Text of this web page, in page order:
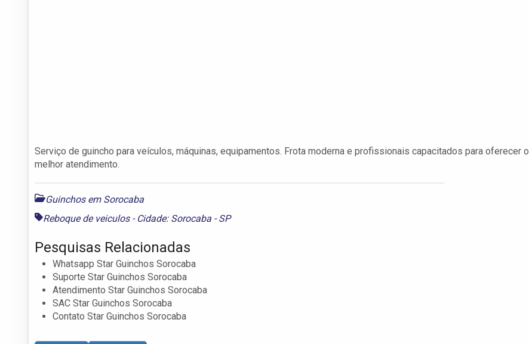
Serviço de guincho para veículos, máquinas, equipamentos. Frota moderna e profissionais capacitados para oferecer o
melhor atendimento.
Guinchos em Sorocaba
Reboque de veiculos - Cidade: Sorocaba - SP
Pesquisas Relacionadas
Whatsapp Star Guinchos Sorocaba
Suporte Star Guinchos Sorocaba
Atendimento Star Guinchos Sorocaba
SAC Star Guinchos Sorocaba
Contato Star Guinchos Sorocaba